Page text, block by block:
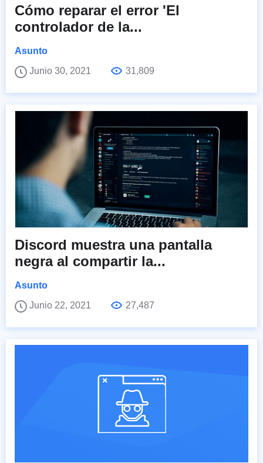
Cómo reparar el error 'El
controlador de la...
Asunto
Junio 30, 2021
31,809
Discord muestra una pantalla
negra al compartir la...
Asunto
Junio 22, 2021
27,487